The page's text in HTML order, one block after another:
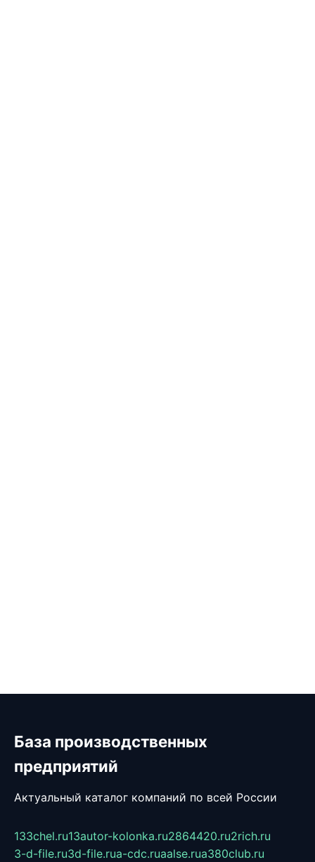
База производственных
предприятий
Актуальный каталог компаний по всей России
133chel.ru13autor-kolonka.ru2864420.ru2rich.ru
3-d-file.ru3d-file.rua-cdc.ruaalse.rua380club.ru